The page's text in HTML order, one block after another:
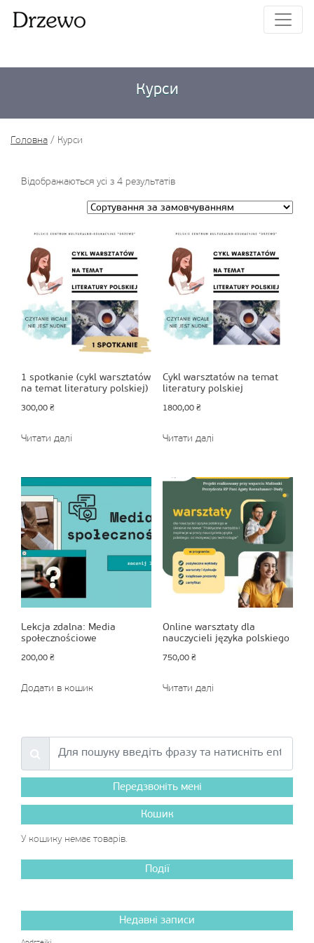
Курси
Головна / Курси
Відображаються усі з 4 результатів
1 spotkanie (cykl warsztatów
na temat literatury polskiej)
300,00 ₴
Читати далі
Cykl warsztatów na temat
literatury polskiej
1800,00 ₴
Читати далі
Lekcja zdalna: Media
społecznościowe
200,00 ₴
Додати в кошик
Online warsztaty dla
nauczycieli języka polskiego
750,00 ₴
Читати далі
Передзвоніть мені
Кошик
У кошику немає товарів.
Події
Недавні записи